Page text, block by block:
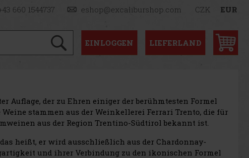
660 1544737 eshop@excaliburshop.com CZK EUR
EINLOGGEN LIEFERLAND
der zu Ehren einiger der berühmtesten Formel
stammen aus der Weinkellerei Ferrari Trento, die für
aus der Region Trentino-Südtirol bekannt ist.
heißt, er wird ausschließlich aus der Chardonnay-
und ihrer Verbindung zu den ikonischen Formel